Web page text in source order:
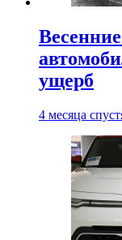
ущерб
4 месяца